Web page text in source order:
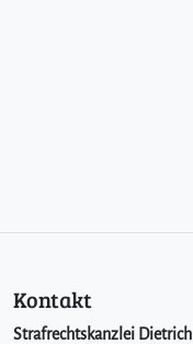
Kontakt
Strafrechtskanzlei Dietrich